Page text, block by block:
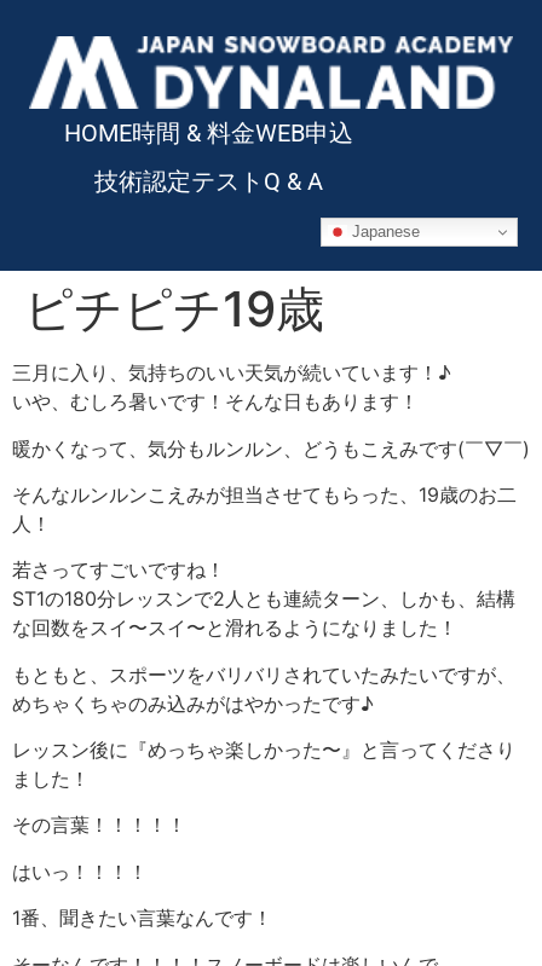
HOME時間 & 料金WEB申込
技術認定テスト Q & A
Japanese
ピチピチ19歳
三月に入り、気持ちのいい天気が続いています！♪
いや、むしろ暑いです！そんな日もあります！
暖かくなって、気分もルンルン、どうもこえみです(￣▽￣)
そんなルンルンこえみが担当させてもらった、19歳のお二
人！
若さってすごいですね！
ST1の180分レッスンで2人とも連続ターン、しかも、結構
な回数をスイ〜スイ〜と滑れるようになりました！
もともと、スポーツをバリバリされていたみたいですが、
めちゃくちゃのみ込みがはやかったです♪
レッスン後に『めっちゃ楽しかった〜』と言ってくださり
ました！
その言葉！！！！！
はいっ！！！！
1番、聞きたい言葉なんです！